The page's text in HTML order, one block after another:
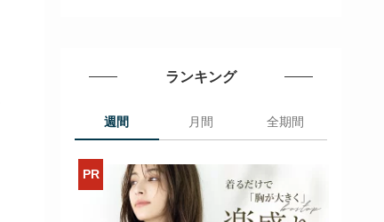
ランキング
週間 月間 全期間